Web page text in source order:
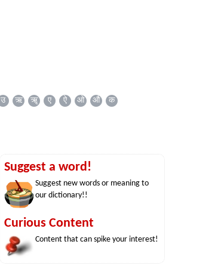
उ ऋ ॠ ए ऐ ओ औ
क
Suggest a word!
Suggest new words or meaning to
our dictionary!!
Curious Content
Content that can spike your interest!